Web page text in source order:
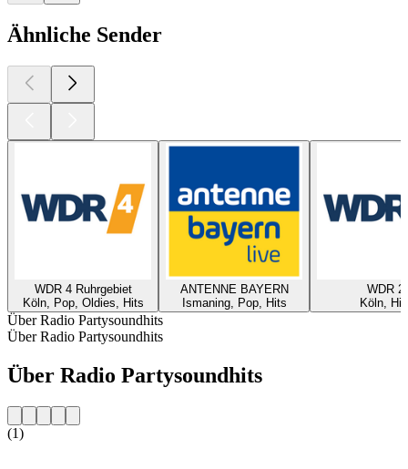
Ähnliche Sender
WDR 4 Ruhrgebiet
Köln, Pop, Oldies, Hits
ANTENNE BAYERN
Ismaning, Pop, Hits
WDR 2
Köln,
Über Radio Partysoundhits
Über Radio Partysoundhits
Über Radio Partysoundhits
(1)